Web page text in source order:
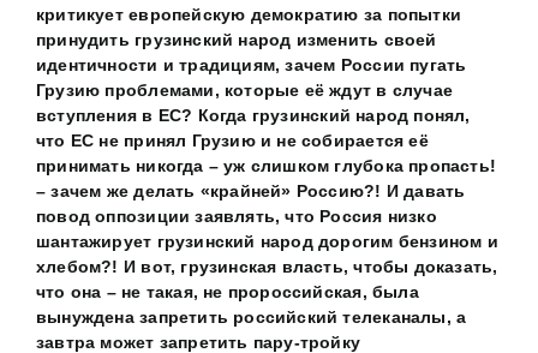
критикует европейскую демократию за попытки
принудить грузинский народ изменить своей
идентичности и традициям, зачем России пугать
Грузию проблемами, которые её ждут в случае
вступления в ЕС? Когда грузинский народ понял,
что ЕС не принял Грузию и не собирается её
принимать никогда – уж слишком глубока пропасть!
– зачем же делать «крайней» Россию?! И давать
повод оппозиции заявлять, что Россия низко
шантажирует грузинский народ дорогим бензином и
хлебом?! И вот, грузинская власть, чтобы доказать,
что она – не такая, не пророссийская, была
вынуждена запретить российский телеканалы, а
завтра может запретить пару-тройку